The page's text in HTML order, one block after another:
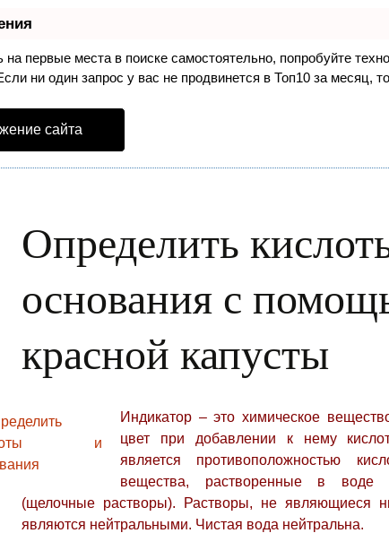
на первые места в поиске самостоятельно, попробуйте
ни один запрос у вас не продвинется в Топ10 за месяц,
сайта
Определить
основания с
красной капусты
Индикатор – это химическое
цвет при добавлении к нему
является противоположностью
вещества, растворенные в
(щелочные растворы). Растворы, не являющиеся
являются нейтральными. Чистая вода нейтральна.